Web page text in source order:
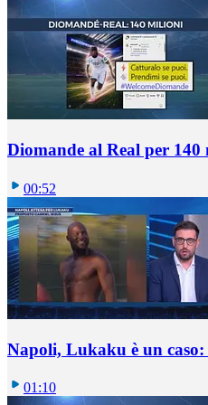
Diomande al Real per
00:52
Napoli, Lukaku è un
01:10